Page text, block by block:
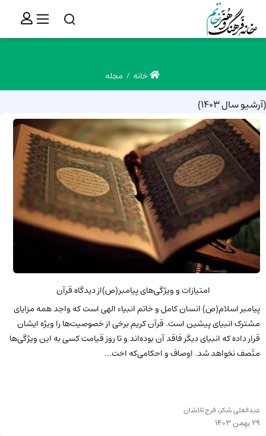
خانه مجله
(آرشیو سال 1403)
امتیازات و ویژ‌گی‌های پیامبر(ص)از دیدگاه قرآن
پیامبر اسلام(ص) انسان کامل و خاتم انبیاء الهی است که واجد همه مزایای
مشترک انبیای پیشین است. قرآن کریم برخی از خصوصیت‌ها را ویژه ایشان
قرار داده که انبیای دیگر فاقد آن بوده‌اند و تا روز قیامت کسی به این ویژگی‌ها
متّصف نخواهد شد. اوصاف و احکامی‌که اخت...
عبدالعلی شکر، فرج تلاشان
29 بهمن 1403